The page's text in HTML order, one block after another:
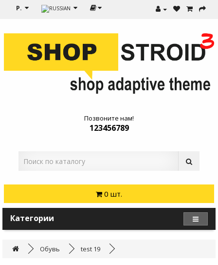
Р.
Позвоните нам!
123456789
0 шт.
Категории
Обувь test 19